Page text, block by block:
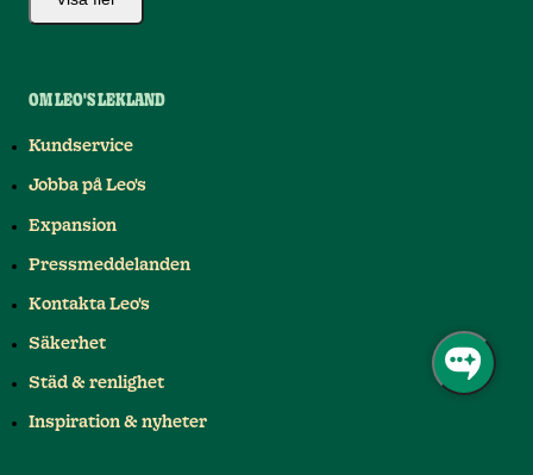
OM LEO'S LEKLAND
Kundservice
Jobba på Leo's
Expansion
Pressmeddelanden
Kontakta Leo's
Säkerhet
Städ & renlighet
Inspiration & nyheter